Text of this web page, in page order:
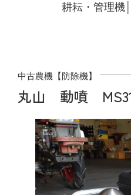
部会
営農
総合集出
営農資
耕耘・管理機
中古農機【防除機】
丸山 動噴